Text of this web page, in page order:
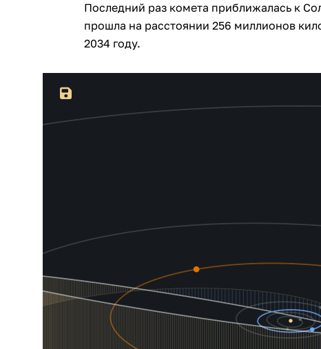
Последний раз комета приближалась к
прошла на расстоянии 256 миллионов
2034 году.